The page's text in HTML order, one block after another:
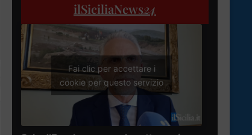
ilSiciliaNews24
Fai clic per accettare i
cookie per questo servizio